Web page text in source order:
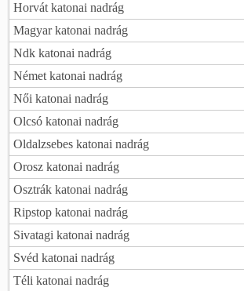
Horvát katonai nadrág
Magyar katonai nadrág
Ndk katonai nadrág
Német katonai nadrág
Női katonai nadrág
Olcsó katonai nadrág
Oldalzsebes katonai nadrág
Orosz katonai nadrág
Osztrák katonai nadrág
Ripstop katonai nadrág
Sivatagi katonai nadrág
Svéd katonai nadrág
Téli katonai nadrág